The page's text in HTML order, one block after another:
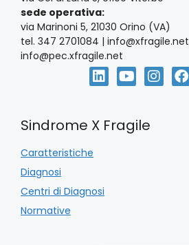
sede operativa:
via Marinoni 5, 21030 Orino (VA)
tel. 347 2701084 | info@xfragile.net
info@pec.xfragile.net
Sindrome X Fragile
Caratteristiche
Diagnosi
Centri di Diagnosi
Normative